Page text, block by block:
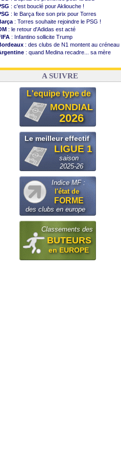
: c'est bouclé pour Akliouche !
: le Barça fixe son prix pour Torres
: Torres souhaite rejoindre le PSG !
: le retour d'Adidas est acté
: Infantino sollicite Trump
: des clubs de N1 montent au créneau
: quand Medina recadre... sa mère
: Paixão attire un 2e club anglais
A SUIVRE
L'equipe type de
MONDIAL
2026
Le meilleur effectif
LIGUE 1
saison
2025-26
Indice MF :
l'état de
FORME
des clubs en europe
Classements des
BUTEURS
en EUROPE